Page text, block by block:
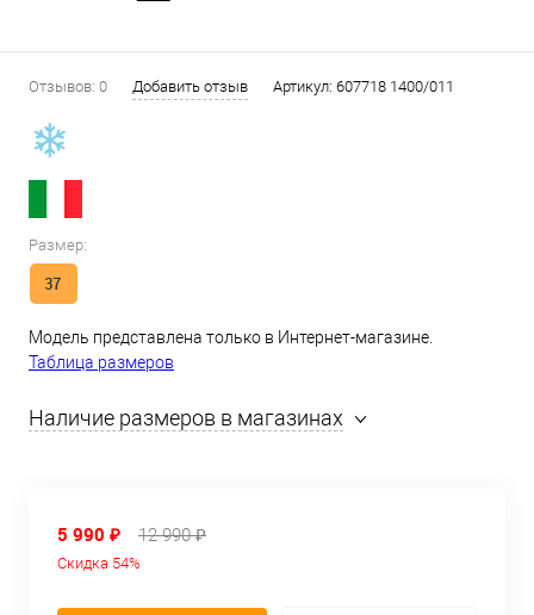
Отзывов: 0 Добавить отзыв Артикул: 607718 1400/011
Размер:
37
Модель представлена только в Интернет-магазине.
Таблица размеров
Наличие размеров в магазинах
5 990 ₽ 12 990 ₽
Скидка 54%